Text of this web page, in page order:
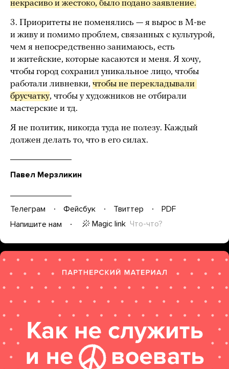
некрасиво и жестоко, было подано заявление.
3. Приоритеты не поменялись — я вырос в М-ве
и живу и помимо проблем, связанных с культурой,
чем я непосредственно занимаюсь, есть
и житейские, которые касаются и меня. Я хочу,
чтобы город сохранил уникальное лицо, чтобы
работали ливневки, чтобы не перекладывали
брусчатку, чтобы у художников не отбирали
мастерские и тд.
Я не политик, никогда туда не полезу. Каждый
должен делать то, что в его силах.
Павел Мерзликин
Телеграм Фейсбук Твиттер
PDF
Напишите нам
Magic link Что-что?